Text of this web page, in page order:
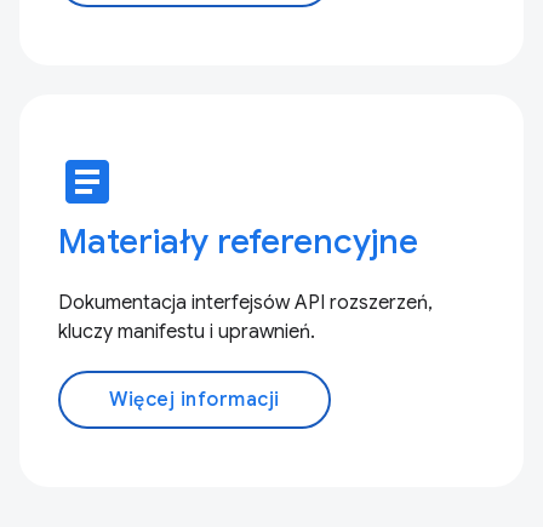
article
Materiały referencyjne
Dokumentacja interfejsów API rozszerzeń,
kluczy manifestu i uprawnień.
Więcej informacji